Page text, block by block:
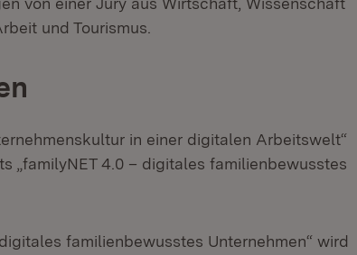
und Tourismus.
in einer digitalen Arbeitswelt“
„familyNET 4.0 – digitales familienbewusstes
familienbewusstes Unternehmen“ wird